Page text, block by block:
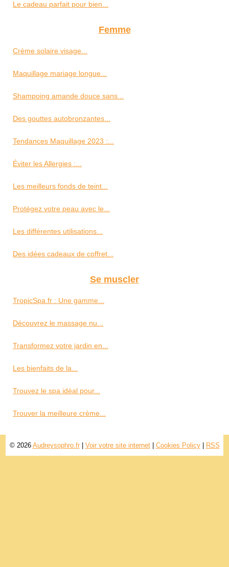
Le cadeau parfait pour bien...
Femme
Crème solaire visage...
Maquillage mariage longue...
Shampoing amande douce sans...
Des gouttes autobronzantes...
Tendances Maquillage 2023 :...
Éviter les Allergies :...
Les meilleurs fonds de teint...
Protégez votre peau avec le...
Les différentes utilisations...
Des idées cadeaux de coffret...
Se muscler
TropicSpa.fr : Une gamme...
Découvrez le massage nu...
Transformez votre jardin en...
Les bienfaits de la...
Trouvez le spa idéal pour...
Trouver la meilleure crème...
© 2026 Audreysophro.fr| Voir votre site internet| Cookies Policy| RSS